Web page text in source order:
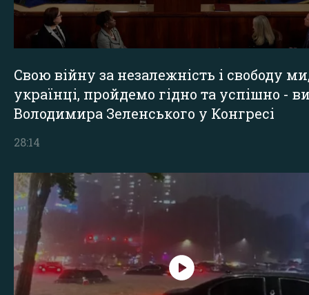
Свою війну за незалежність і свободу
українці, пройдемо гідно та успішно -
Володимира Зеленського у Конгресі
28:14